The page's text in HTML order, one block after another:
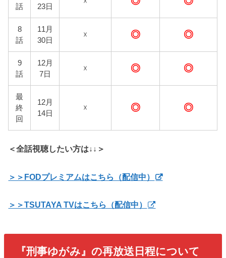
話
23日
8
話
11月
30日
☓ ◎ ◎
9
話
12月
7日
☓ ◎ ◎
最
終
回
12月
14日
☓ ◎ ◎
＜全話視聴したい方は↓↓＞
＞＞FODプレミアムはこちら（配信中）
＞＞TSUTAYA TVはこちら（配信中）
『刑事ゆがみ』の再放送日程について